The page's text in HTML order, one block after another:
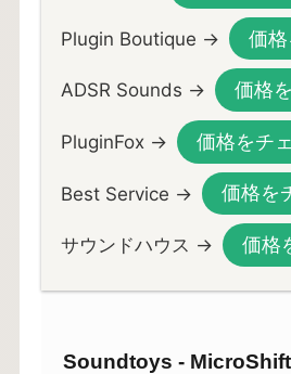
Plugin Boutique → 価
ADSR Sounds → 価格
PluginFox → 価格をチ
Best Service → 価格を
サウンドハウス → 価格
Soundtoys - MicroShift